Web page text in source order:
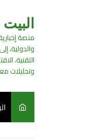
منصة
والدولية،
التقنية،
وتحليلات